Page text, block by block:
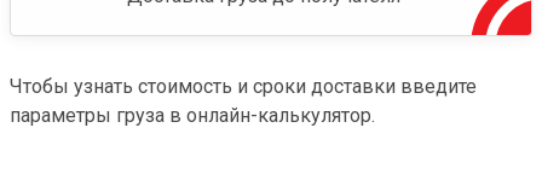
Чтобы узнать стоимость и сроки доставки введите
параметры груза в онлайн-калькулятор.